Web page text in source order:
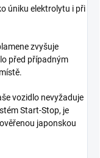
úniku elektrolytu i při
zvyšuje
před případným
vozidlo nevyžaduje
Start-Stop, je
japonskou